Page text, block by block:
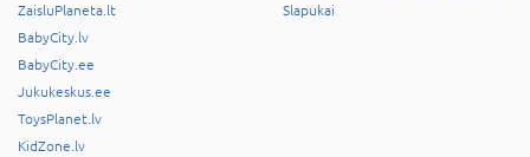
ZaisluPlaneta.lt
BabyCity.lv
BabyCity.ee
Jukukeskus.ee
ToysPlanet.lv
KidZone.lv
Slapukai